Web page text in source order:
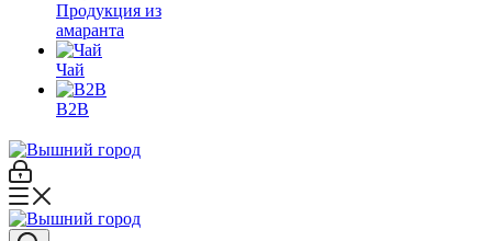
Продукция из
амаранта
Чай
B2B